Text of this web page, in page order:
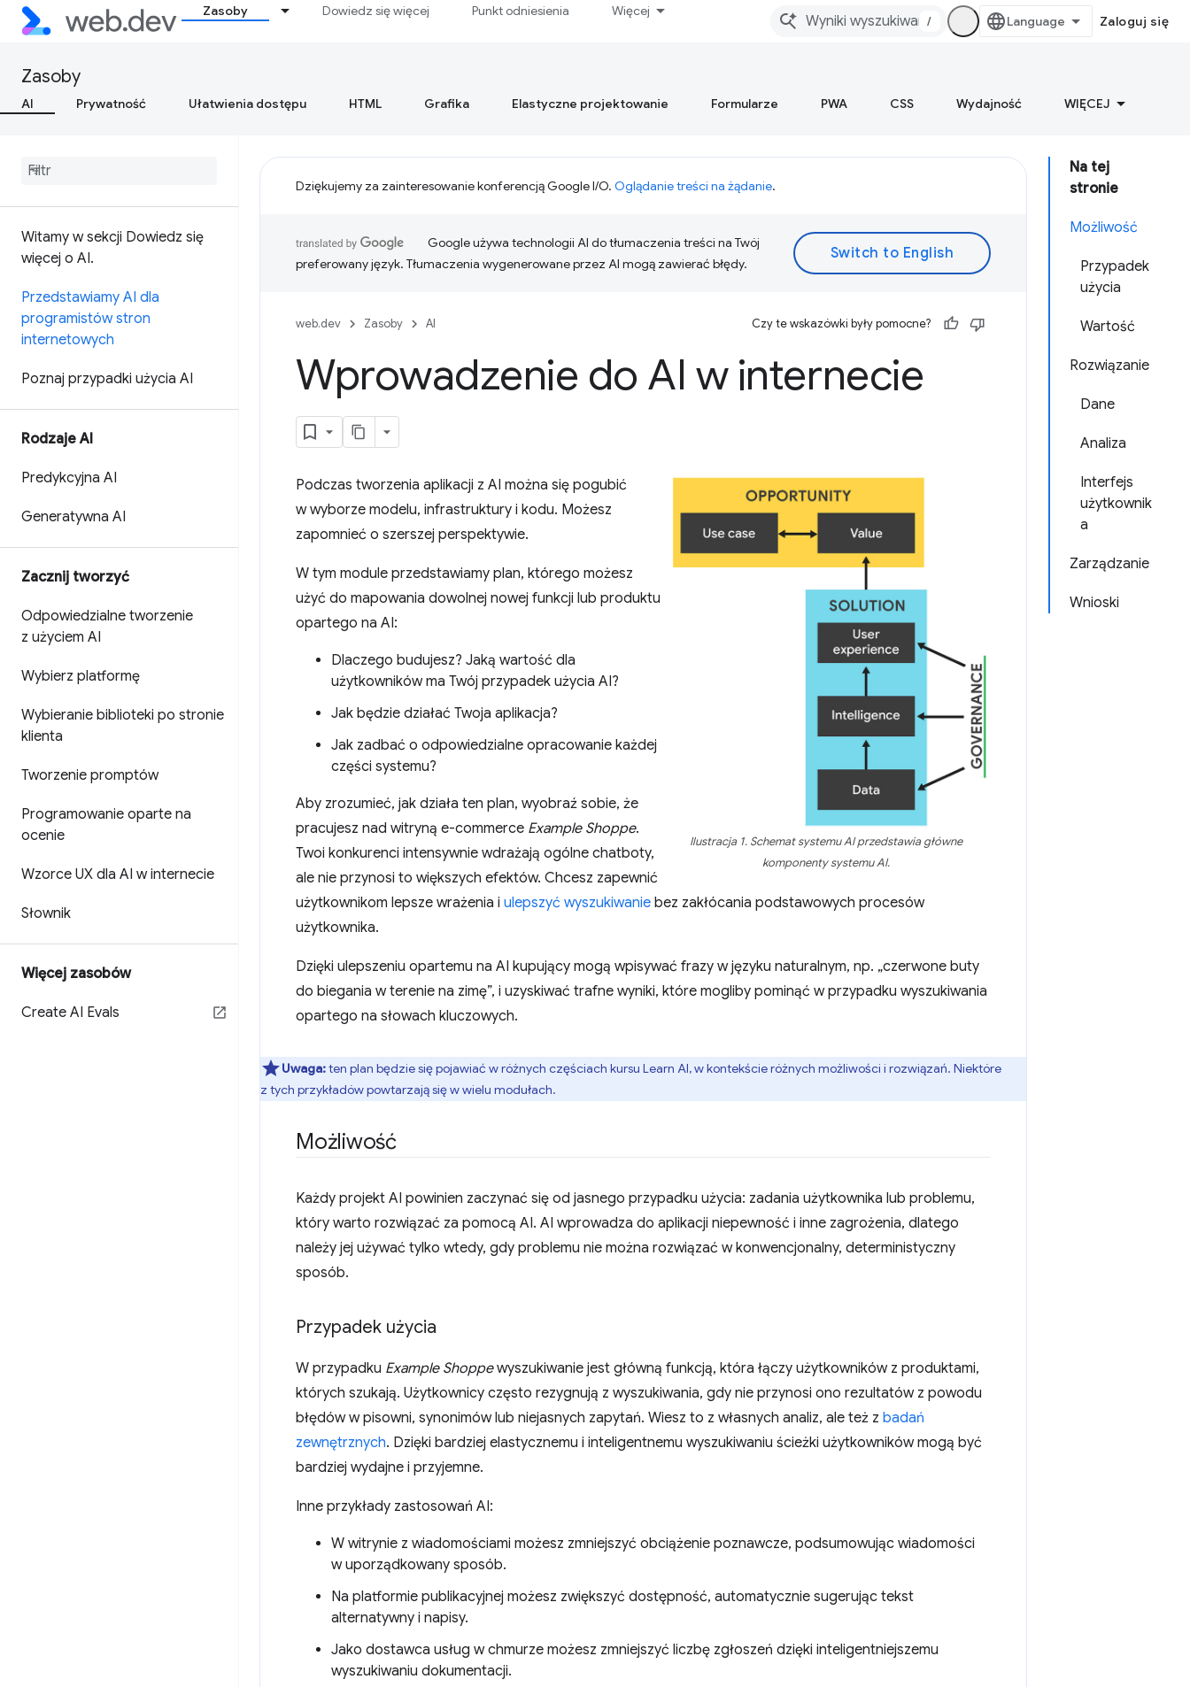
Zasoby Dowiedz się więcej Punkt odniesienia Więcej
/ Zaloguj się
Zasoby
AI Prywatność Ułatwienia dostępu HTML Grafika Elastyczne projektowanie Formularze PWA CSS Wydajność WIĘCEJ
Witamy w sekcji Dowiedz się
więcej o AI.
Przedstawiamy AI dla
programistów stron
internetowych
Poznaj przypadki użycia AI
Rodzaje AI
Predykcyjna AI
Generatywna AI
Zacznij tworzyć
Odpowiedzialne tworzenie
z użyciem AI
Wybierz platformę
Wybieranie biblioteki po stronie
klienta
Tworzenie promptów
Programowanie oparte na
ocenie
Wzorce UX dla AI w internecie
Słownik
Więcej zasobów
Create AI Evals
Na tej
stronie
Możliwość
Przypadek
użycia
Wartość
Rozwiązanie
Dane
Analiza
Interfejs
użytkownik
a
Zarządzanie
Wnioski
Dziękujemy za zainteresowanie konferencją Google I/O. Oglądanie treści na żądanie.
Google używa technologii AI do tłumaczenia treści na Twój
preferowany język. Tłumaczenia wygenerowane przez AI mogą zawierać błędy.
web.dev Zasoby AI Czy te wskazówki były pomocne?
Wprowadzenie do AI w internecie
Ilustracja 1. Schemat systemu AI przedstawia główne
komponenty systemu AI.
Podczas tworzenia aplikacji z AI można się pogubić
w wyborze modelu, infrastruktury i kodu. Możesz
zapomnieć o szerszej perspektywie.
W tym module przedstawiamy plan, którego możesz
użyć do mapowania dowolnej nowej funkcji lub produktu
opartego na AI:
Dlaczego budujesz? Jaką wartość dla
użytkowników ma Twój przypadek użycia AI?
Jak będzie działać Twoja aplikacja?
Jak zadbać o odpowiedzialne opracowanie każdej
części systemu?
Aby zrozumieć, jak działa ten plan, wyobraź sobie, że
pracujesz nad witryną e-commerce Example Shoppe.
Twoi konkurenci intensywnie wdrażają ogólne chatboty,
ale nie przynosi to większych efektów. Chcesz zapewnić
użytkownikom lepsze wrażenia i ulepszyć wyszukiwanie bez zakłócania podstawowych procesów
użytkownika.
Dzięki ulepszeniu opartemu na AI kupujący mogą wpisywać frazy w języku naturalnym, np. „czerwone buty
do biegania w terenie na zimę”, i uzyskiwać trafne wyniki, które mogliby pominąć w przypadku wyszukiwania
opartego na słowach kluczowych.
Uwaga:ten plan będzie się pojawiać w różnych częściach kursu Learn AI, w kontekście różnych możliwości i rozwiązań. Niektóre
z tych przykładów powtarzają się w wielu modułach.
Możliwość
Każdy projekt AI powinien zaczynać się od jasnego przypadku użycia: zadania użytkownika lub problemu,
który warto rozwiązać za pomocą AI. AI wprowadza do aplikacji niepewność i inne zagrożenia, dlatego
należy jej używać tylko wtedy, gdy problemu nie można rozwiązać w konwencjonalny, deterministyczny
sposób.
Przypadek użycia
W przypadku Example Shoppewyszukiwanie jest główną funkcją, która łączy użytkowników z produktami,
których szukają. Użytkownicy często rezygnują z wyszukiwania, gdy nie przynosi ono rezultatów z powodu
błędów w pisowni, synonimów lub niejasnych zapytań. Wiesz to z własnych analiz, ale też z badań
zewnętrznych. Dzięki bardziej elastycznemu i inteligentnemu wyszukiwaniu ścieżki użytkowników mogą być
bardziej wydajne i przyjemne.
Inne przykłady zastosowań AI:
W witrynie z wiadomościami możesz zmniejszyć obciążenie poznawcze, podsumowując wiadomości
w uporządkowany sposób.
Na platformie publikacyjnej możesz zwiększyć dostępność, automatycznie sugerując tekst
alternatywny i napisy.
Jako dostawca usług w chmurze możesz zmniejszyć liczbę zgłoszeń dzięki inteligentniejszemu
wyszukiwaniu dokumentacji.